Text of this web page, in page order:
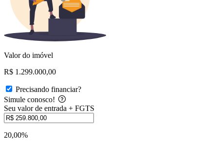
Valor do imóvel
R$ 1.299.000,00
Precisando financiar?
Simule conosco!
Seu valor de entrada + FGTS
20,00%